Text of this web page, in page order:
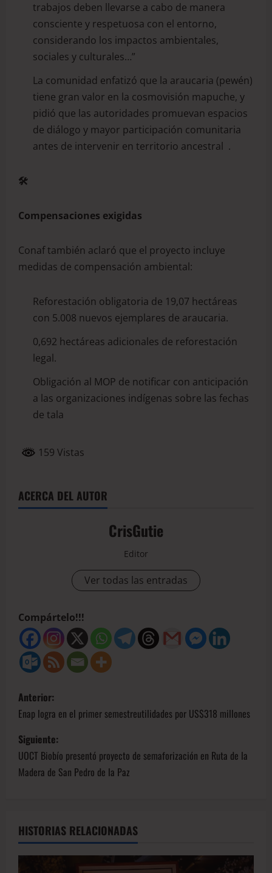
trabajos deben llevarse a cabo de manera
consciente y respetuosa con el entorno,
considerando los impactos ambientales,
sociales y culturales…”
La comunidad enfatizó que la araucaria (pewén)
tiene gran valor en la cosmovisión mapuche, y
pidió que las autoridades promuevan espacios
de diálogo y mayor participación comunitaria
antes de intervenir en territorio ancestral .
🛠️
Compensaciones exigidas
Conaf también aclaró que el proyecto incluye
medidas de compensación ambiental:
Reforestación obligatoria de 19,07 hectáreas
con 5.008 nuevos ejemplares de araucaria.
0,692 hectáreas adicionales de reforestación
legal.
Obligación al MOP de notificar con anticipación
a las organizaciones indígenas sobre las fechas
de tala
159 Vistas
ACERCA DEL AUTOR
CrisGutie
Editor
Ver todas las entradas
Compártelo!!!
Anterior:
Enap logra en el primer semestreutilidades por US$318 millones
Siguiente:
UOCT Biobío presentó proyecto de semaforización en Ruta de la
Madera de San Pedro de la Paz
HISTORIAS RELACIONADAS